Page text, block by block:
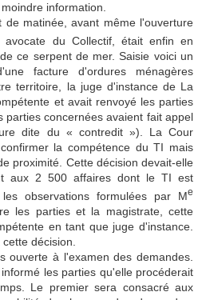
information.
de matinée, avant même l'ouverture
avocate du Collectif, était enfin en
ce serpent de mer. Saisie voici un
facture d'ordures ménagères
territoire, la juge d'instance de La
et avait renvoyé les parties
parties concernées avaient fait appel
dite du « contredit »). La Cour
la compétence du TI mais
proximité. Cette décision devait-elle
aux 2 500 affaires dont le TI est
observations formulées par Me
les parties et la magistrate, cette
en tant que juge d'instance.
décision.
ouverte à l'examen des demandes.
les parties qu'elle procéderait
Le premier sera consacré aux